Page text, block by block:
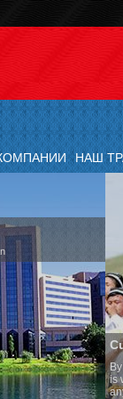
НАШ
prefer a sedentary life
and immigration
population growth